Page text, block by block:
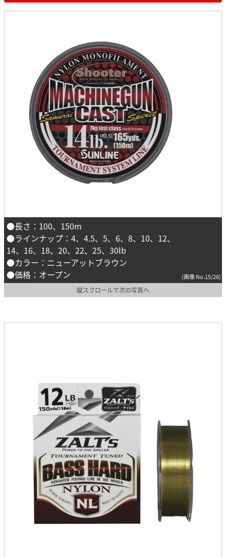
●長さ：100、150m
●ラインナップ：4、4.5、5、6、8、10、12、
14、16、18、20、22、25、30lb
●カラー：ニューアットブラウン
●価格：オープン
(画像 No.15/28)
縦スクロールで次の写真へ